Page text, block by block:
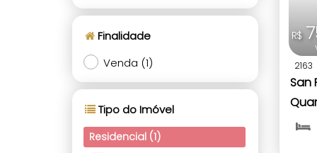
Finalidade
Venda (1)
Tipo do Imóvel
Residencial (1)
2163
R$
San
SC